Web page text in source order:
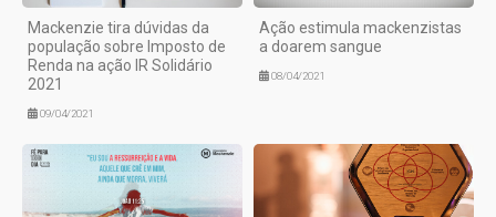
Mackenzie tira dúvidas da
população sobre Imposto de
Renda na ação IR Solidário
2021
09/04/2021
Ação estimula mackenzistas
a doarem sangue
08/04/2021